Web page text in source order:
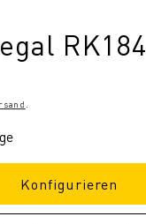
RK184
Konfigurieren